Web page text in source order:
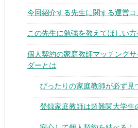
▶
今回紹介する先生に関する運営コ
この先生に勉強を教えてほしい方
個人契約の家庭教師マッチング
ダーとは
ぴったりの家庭教師が必ず見
登録家庭教師は超難関大学生